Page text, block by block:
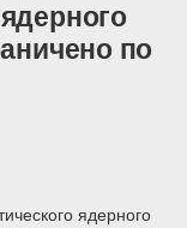
по
ядерного